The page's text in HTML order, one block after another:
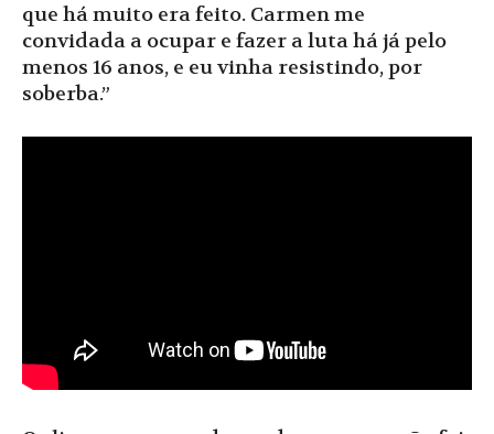
que há muito era feito. Carmen me
convidada a ocupar e fazer a luta há já pelo
menos 16 anos, e eu vinha resistindo, por
soberba.”